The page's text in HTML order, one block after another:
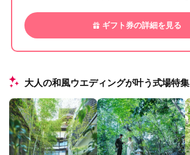
ギフト券の詳細を見る
大人の和風ウエディングが叶う式場特集